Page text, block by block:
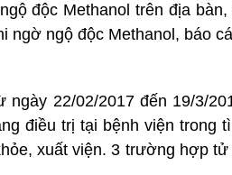
độc Methanol trên địa bàn,
ngộ độc Methanol, báo
22/02/2017 đến 19/3/
điều trị tại bệnh viện trong
xuất viện. 3 trường hợp tử